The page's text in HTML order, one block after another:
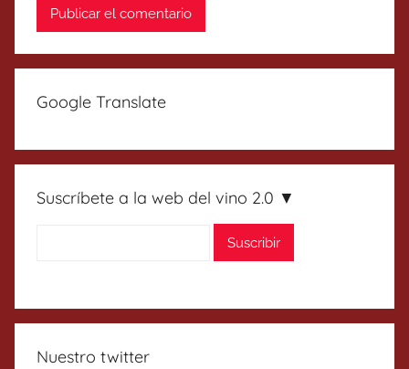
Google Translate
Suscríbete a la web del vino 2.0 ▼
Nuestro twitter